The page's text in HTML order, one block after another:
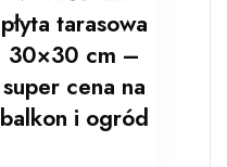
płyta tarasowa
30×30 cm –
super cena na
balkon i ogród